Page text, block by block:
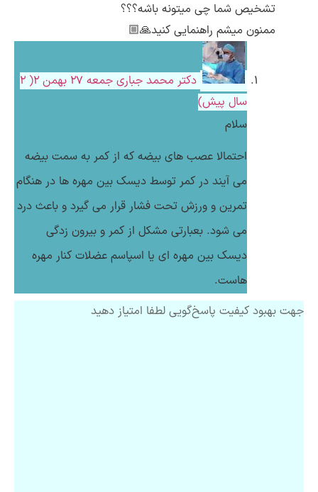
تشخیص شما چی میتونه باشه؟؟؟
ممنون میشم راهنمایی کنید🙏🏼
دکتر محمد جباری
جمعه ۲۷ بهمن ۲( 2
سال پیش)
سلام
احتمالا عصب های بیضه که از کمر به سمت بیضه
می آیند در کمر توسط دیسک بین مهره ها در هنگام
تمرین و ورزش تحت فشار قرار می گیرد و باعث درد
می شود. بعبارتی مشکل از کمر و بیرون زدگی
دیسک بین مهره ای یا اسپاسم عضلات کنار مهره
هاست.
جهت بهبود کیفیت پاسخ‌گویی لطفا امتیاز دهید